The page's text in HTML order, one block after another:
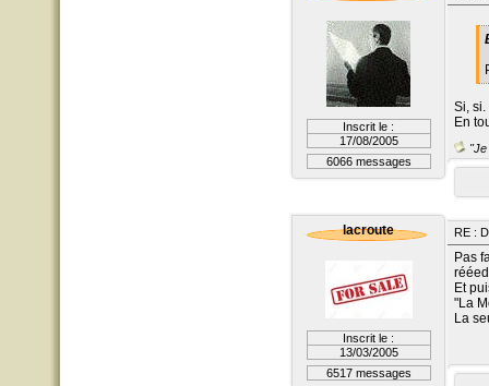
Inscrit le :
17/08/2005
6066 messages
Si, si.
En
lacroute
Inscrit le :
13/03/2005
6517 messages
RE :
Pas
Et
"La
La